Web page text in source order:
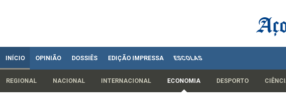
INÍCIO OPINIÃO DOSSIÊS EDIÇÃO IMPRESSA ESCOLAS
REGIONAL NACIONAL INTERNACIONAL ECONOMIA DESPORTO